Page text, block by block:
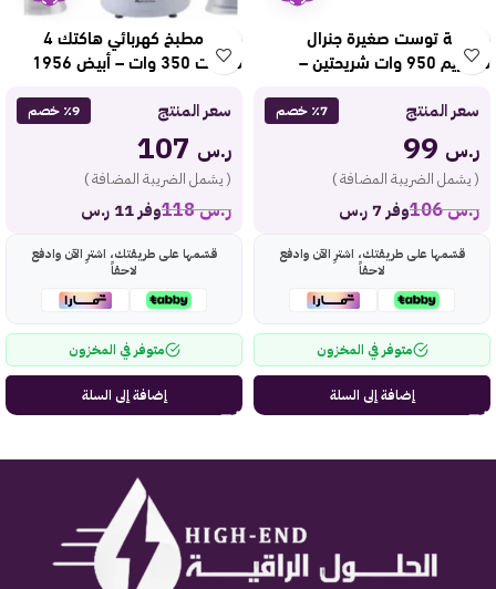
حماصة توست صغيرة جنرال
سوبريم 950 وات شريحتين –
رمادي GSTO2BM
سعر المنتج ٪7 خصم
ر.س
( يشمل الضريبة المضافة )
ر.س106 وفر 7 ر.س
قسّمها على طريقتك، اشترِ الآن وادفع
لاحقاً
متوفر في المخزون
إضافة إلى السلة
خلاط مطبخ كهربائي هاكتك 4
سرعات 350 وات – أبيض 1956
سعر المنتج ٪9 خصم
ر.س
( يشمل الضريبة المضافة )
ر.س118 وفر 11 ر.س
قسّمها على طريقتك، اشترِ الآن وادفع
لاحقاً
متوفر في المخزون
إضافة إلى السلة